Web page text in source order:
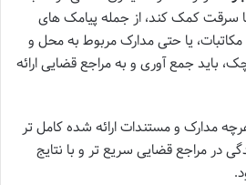
سرقت کمک کند، از جمله پیامک های
یا حتی مدارک مربوط به محل و
باید جمع آوری و به مراجع قضایی ارائه
مدارک و مستندات ارائه شده کامل تر
در مراجع قضایی سریع تر و با نتایج